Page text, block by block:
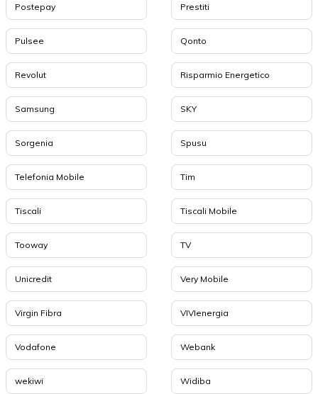
Postepay Prestiti
Pulsee Qonto
Revolut Risparmio Energetico
Samsung SKY
Sorgenia Spusu
Telefonia Mobile Tim
Tiscali Tiscali Mobile
Tooway TV
Unicredit Very Mobile
Virgin Fibra VIVIenergia
Vodafone Webank
wekiwi Widiba